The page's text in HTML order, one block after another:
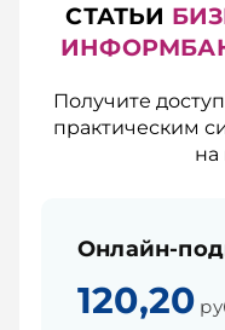
СТАТЬИ
Получите
практическим
на
Онлайн-
120,20